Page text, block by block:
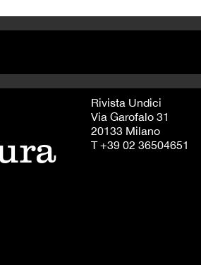
Rivista Undici
Via Garofalo 31
20133 Milano
T +39 02 36504651